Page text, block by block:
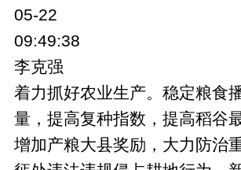
05-22
09:49:38
李克强
着力抓好农业生产。稳定粮食
量，提高复种指数，提高稻谷
增加产粮大县奖励，大力防治